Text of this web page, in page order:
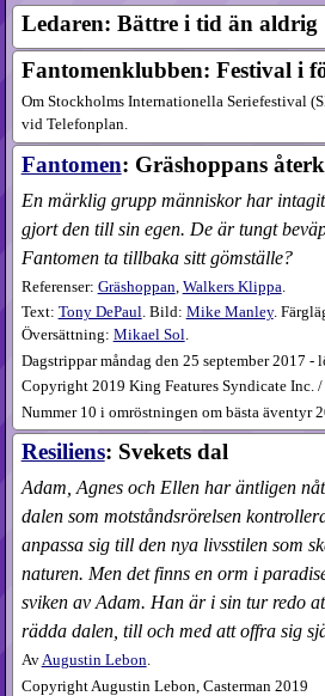
Ledaren: Bättre i tid än aldrig
Fantomenklubben: Festival i
Om Stockholms Internationella Seriefestival
vid Telefonplan.
Fantomen: Gräshoppans
En märklig grupp människor har
gjort den till sin egen. De är tungt
Fantomen ta tillbaka sitt gömställe?
Referenser: Gräshoppan Walkers Klippa
Text: Tony DePaul. Bild: Mike Manley.
Översättning: Mikael Sol.
Dagstrippar måndag den 25 september 2017 -
Copyright 2019 King Features Syndicate Inc.
Nummer 10 i omröstningen om bästa äventyr
Resiliens: Svekets dal
Adam, Agnes och Ellen har äntligen
dalen som motståndsrörelsen
anpassa sig till den nya livsstilen som
naturen. Men det finns en orm i
sviken av Adam. Han är i sin tur redo
rädda dalen, till och med att offra sig
AvAugustin Lebon.
Copyright Augustin Lebon, Casterman 2019